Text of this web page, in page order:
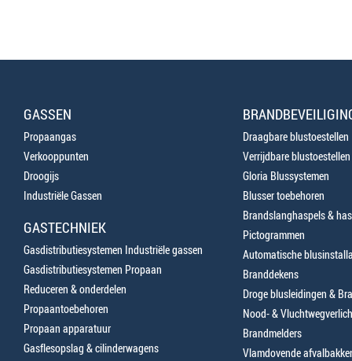
GASSEN
Propaangas
Verkooppunten
Droogijs
Industriële Gassen
GASTECHNIEK
Gasdistributiesystemen Industriële gassen
Gasdistributiesystemen Propaan
Reduceren & onderdelen
Propaantoebehoren
Propaan apparatuur
Gasflesopslag & cilinderwagens
Draagbare blustoestellen
Verrijdbare blustoestellen
Gloria Blussystemen
Blusser toebehoren
Brandslanghaspels &
Pictogrammen
Automatische
Branddekens
Droge blusleidingen &
Nood- &
Brandmelders
Vlamdovende